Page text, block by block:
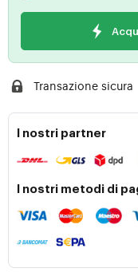
Transazione sicura
I nostri partner
I nostri metodi di